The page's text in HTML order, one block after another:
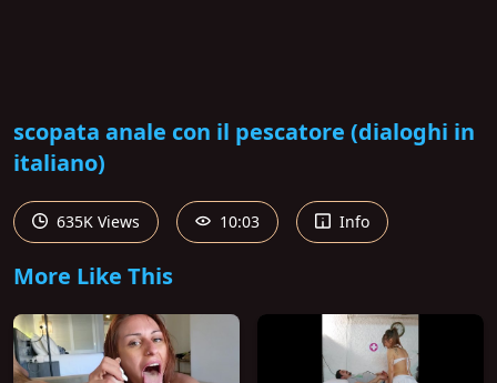
scopata anale con il pescatore (dialoghi in
italiano)
635K Views 10:03 Info
More Like This